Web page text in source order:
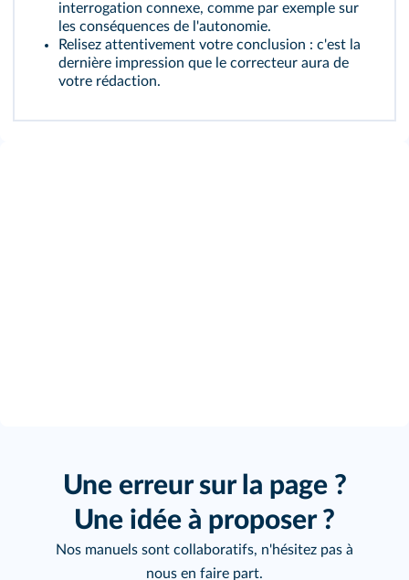
interrogation connexe, comme par exemple sur
les conséquences de l'autonomie.
Relisez attentivement votre conclusion : c'est la
dernière impression que le correcteur aura de
votre rédaction.
Une erreur sur la page ?
Une idée à proposer ?
Nos manuels sont collaboratifs, n'hésitez pas à
nous en faire part.